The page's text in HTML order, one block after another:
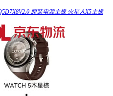
原装电源主板 火星人X5主板